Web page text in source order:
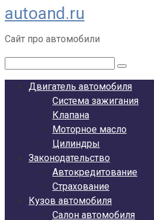
Перейти
к
контенту
autoand.ru
Сайт про автомобили
Двигатель автомобиля
Система зажигания
Клапана
Моторное масло
Цилиндры
Законодательство
Автокредитование
Страхование
Кузов автомобиля
Салон автомобиля